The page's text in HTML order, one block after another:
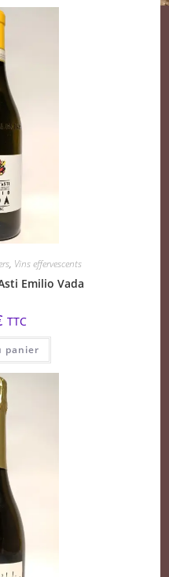
, Vins effervescents
Emilio Vada
TTC
panier